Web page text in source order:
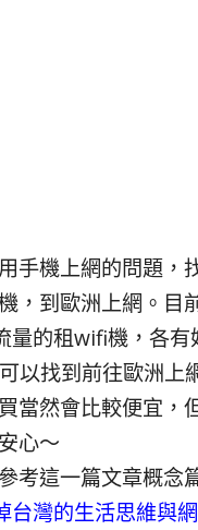
手機上網的問題，
，到歐洲上網。目
的租wifi機，各有
找到前往歐洲上
當然會比較便宜
心～
考這一篇文章概念
灣的生活思維與